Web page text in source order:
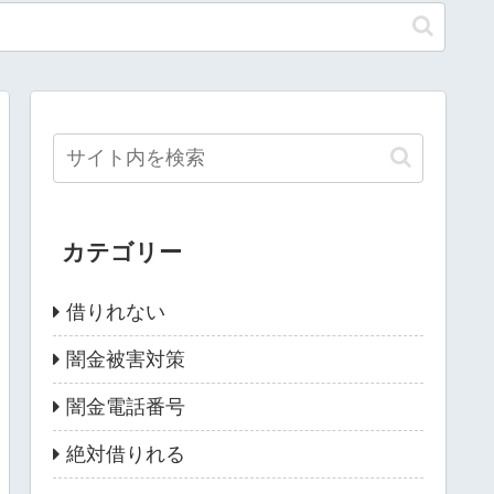
カテゴリー
借りれない
闇金被害対策
闇金電話番号
絶対借りれる